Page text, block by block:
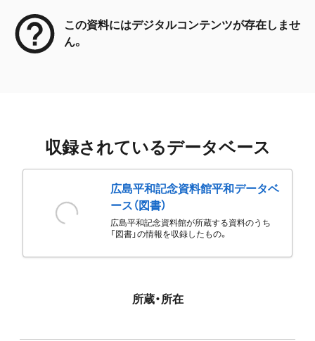
この資料にはデジタルコンテンツが存在しませ
ん。
収録されているデータベース
広島平和記念資料館平和データベ
ース（図書）
広島平和記念資料館が所蔵する資料のうち
「図書」の情報を収録したもの。
所蔵・所在